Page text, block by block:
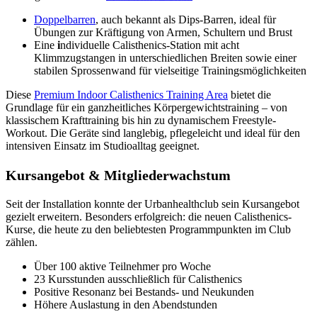
Doppelbarren, auch bekannt als Dips-Barren, ideal für
Übungen zur Kräftigung von Armen, Schultern und Brust
Eine individuelle Calisthenics-Station mit acht
Klimmzugstangen in unterschiedlichen Breiten sowie einer
stabilen Sprossenwand für vielseitige Trainingsmöglichkeiten
Diese Premium Indoor Calisthenics Training Area bietet die
Grundlage für ein ganzheitliches Körpergewichtstraining – von
klassischem Krafttraining bis hin zu dynamischem Freestyle-
Workout. Die Geräte sind langlebig, pflegeleicht und ideal für den
intensiven Einsatz im Studioalltag geeignet.
Kursangebot & Mitgliederwachstum
Seit der Installation konnte der Urbanhealthclub sein Kursangebot
gezielt erweitern. Besonders erfolgreich: die neuen Calisthenics-
Kurse, die heute zu den beliebtesten Programmpunkten im Club
zählen.
Über 100 aktive Teilnehmer pro Woche
23 Kursstunden ausschließlich für Calisthenics
Positive Resonanz bei Bestands- und Neukunden
Höhere Auslastung in den Abendstunden